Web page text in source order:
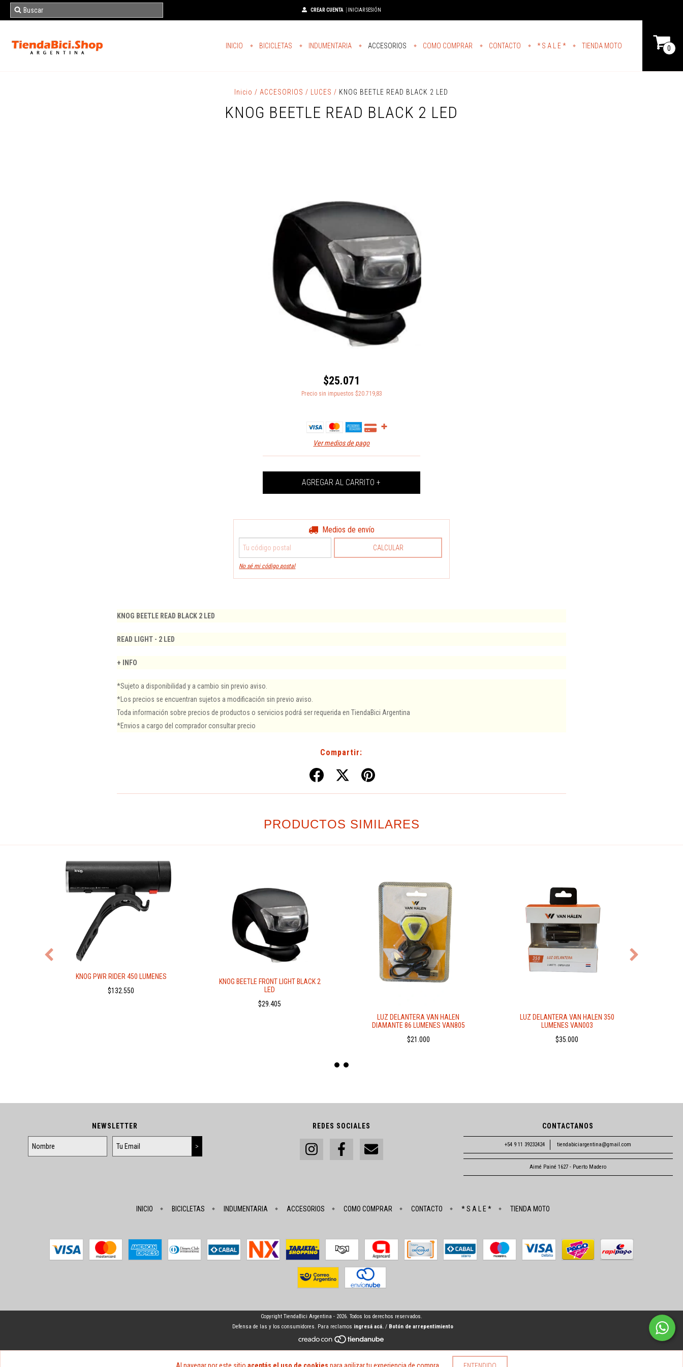
CREAR CUENTA INICIAR SESIÓN
Al navegar por este sitio aceptás el uso de cookies para agilizar tu experiencia de compra.
INICIO BICICLETAS INDUMENTARIA ACCESORIOS COMO COMPRAR CONTACTO * S A L E * TIENDA MOTO 0
Inicio / ACCESORIOS / LUCES/ KNOG BEETLE READ BLACK 2 LED
KNOG BEETLE READ BLACK 2 LED
$25.071
Precio sin impuestos $20.719,83
Ver medios de pago
Medios de envío
CALCULAR
No sé mi código postal
KNOG BEETLE READ BLACK 2 LED​
READ LIGHT - 2 LED
+ INFO
*Sujeto a disponibilidad y a cambio sin previo aviso.
*Los precios se encuentran sujetos a modificación sin previo aviso.
Toda información sobre precios de productos o servicios podrá ser requerida en TiendaBici Argentina
*Envios a cargo del comprador consultar precio
Compartir:
PRODUCTOS SIMILARES
KNOG PWR RIDER 450 LUMENES
$132.550
KNOG BEETLE FRONT LIGHT BLACK 2
LED
$29.405
LUZ DELANTERA VAN HALEN
DIAMANTE 86 LUMENES VAN805
$21.000
LUZ DELANTERA VAN HALEN 350
LUMENES VAN003
$35.000
NEWSLETTER REDES SOCIALES CONTACTANOS
+54 9 11 39232424 tiendabiciargentina@gmail.com
Aimé Painé 1627 - Puerto Madero
INICIO BICICLETAS INDUMENTARIA ACCESORIOS COMO COMPRAR CONTACTO * S A L E * TIENDA MOTO
Copyright TiendaBici Argentina - 2026. Todos los derechos reservados.
Defensa de las y los consumidores. Para reclamos ingresá acá. / Botón de arrepentimiento